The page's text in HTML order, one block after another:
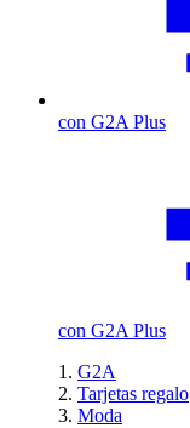
con G2A Plus
con G2A Plus
G2A
Tarjetas regalo
Moda